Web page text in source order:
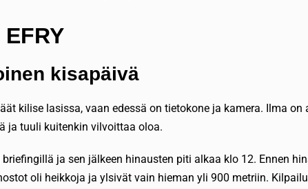
kisapäivä
kilise lasissa, vaan edessä on tietokone ja kamera. Ilma
ja tuuli kuitenkin vilvoittaa oloa.
ja sen jälkeen hinausten piti alkaa klo 12. Ennen
oli heikkoja ja ylsivät vain hieman yli 900 metriin.